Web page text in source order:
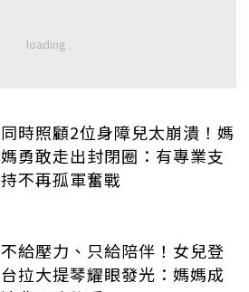
同時照顧2位身障兒太崩潰！媽
媽勇敢走出封閉圈：有專業支
持不再孤軍奮戰
不給壓力、只給陪伴！女兒登
台拉大提琴耀眼發光：媽媽成